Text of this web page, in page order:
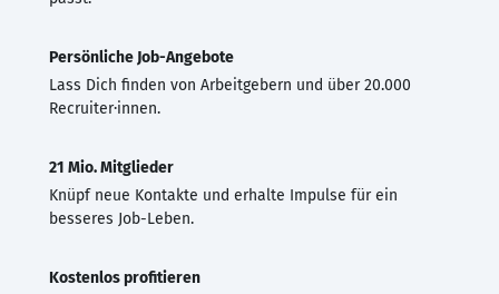
Persönliche Job-Angebote
Lass Dich finden von Arbeitgebern und über 20.000
Recruiter·innen.
21 Mio. Mitglieder
Knüpf neue Kontakte und erhalte Impulse für ein
besseres Job-Leben.
Kostenlos profitieren